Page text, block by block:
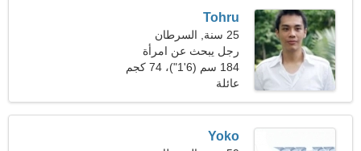
Tohru
25 سنة, السرطان
رجل يبحث عن امرأة
184 سم (6'1")، 74 كجم
(163 رطلا)
عائلة
Yoko